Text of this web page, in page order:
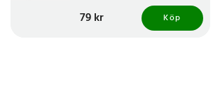
Pris:79 kr
79 kr Köp